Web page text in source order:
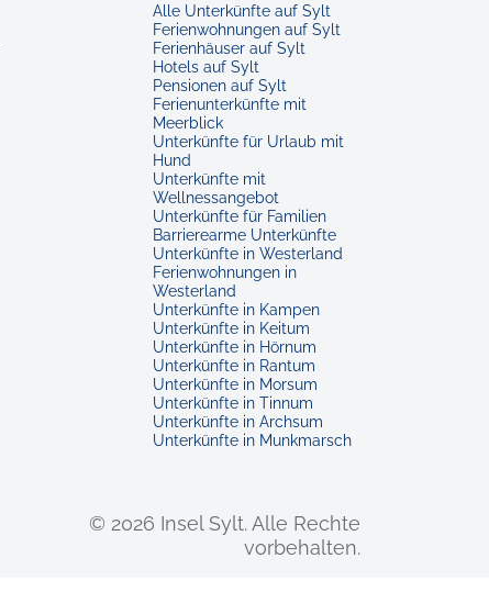
Alle Unterkünfte auf Sylt
Ferienwohnungen auf Sylt
Ferienhäuser auf Sylt
Hotels auf Sylt
Pensionen auf Sylt
Ferienunterkünfte mit
Meerblick
Unterkünfte für Urlaub mit
Hund
Unterkünfte mit
Wellnessangebot
Unterkünfte für Familien
Barrierearme Unterkünfte
Unterkünfte in Westerland
Ferienwohnungen in
Westerland
Unterkünfte in Kampen
Unterkünfte in Keitum
Unterkünfte in Hörnum
Unterkünfte in Rantum
Unterkünfte in Morsum
Unterkünfte in Tinnum
Unterkünfte in Archsum
Unterkünfte in Munkmarsch
© 2026 Insel Sylt.Alle Rechte
vorbehalten.